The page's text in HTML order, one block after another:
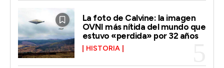
La foto de Calvine: la imagen
OVNI más nítida del mundo que
estuvo «perdida» por 32 años
HISTORIA